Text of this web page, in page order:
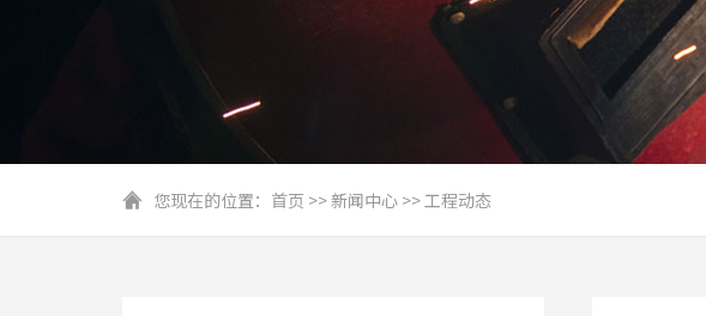
您现在的位置： 首页 >>新闻中心 >>工程动态